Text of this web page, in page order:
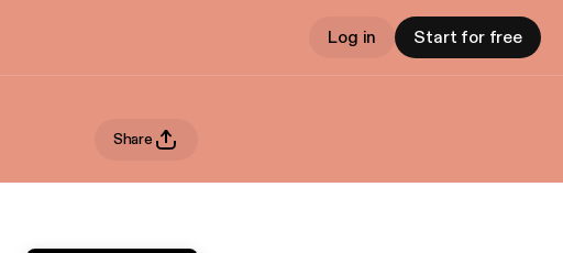
Log in Start for free
Share